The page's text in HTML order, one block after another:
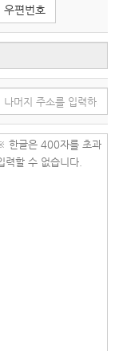
우편번호